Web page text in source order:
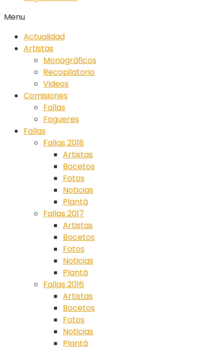
Menu
Actualidad
Artistas
Monográficos
Recopilatorio
Videos
Comisiones
Fallas
Fogueres
Fallas
Fallas 2018
Artistas
Bocetos
Fotos
Noticias
Plantá
Fallas 2017
Artistas
Bocetos
Fotos
Noticias
Plantà
Fallas 2016
Artistas
Bocetos
Fotos
Noticias
Plantà